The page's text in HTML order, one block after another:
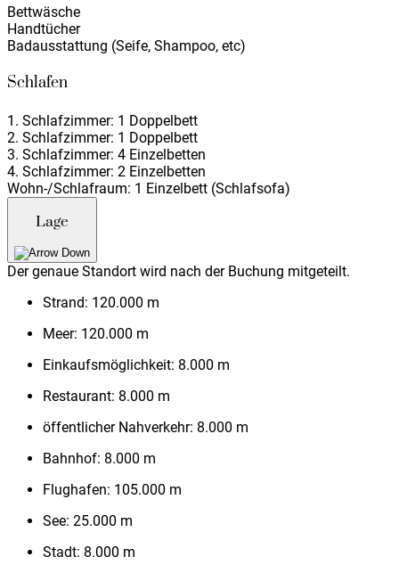
Bettwäsche
Handtücher
Badausstattung (Seife, Shampoo, etc)
Schlafen
1. Schlafzimmer: 1 Doppelbett
2. Schlafzimmer: 1 Doppelbett
3. Schlafzimmer: 4 Einzelbetten
4. Schlafzimmer: 2 Einzelbetten
Wohn-/Schlafraum: 1 Einzelbett (Schlafsofa)
Lage
Der genaue Standort wird nach der Buchung mitgeteilt.
Strand: 120.000 m
Meer: 120.000 m
Einkaufsmöglichkeit: 8.000 m
Restaurant: 8.000 m
öffentlicher Nahverkehr: 8.000 m
Bahnhof: 8.000 m
Flughafen: 105.000 m
See: 25.000 m
Stadt: 8.000 m